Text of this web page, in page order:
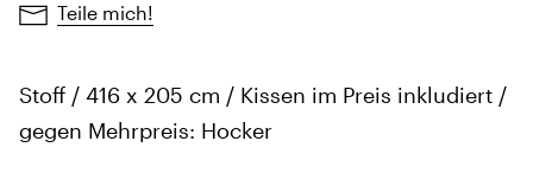
Teile mich!
Stoff / 416 x 205 cm / Kissen im Preis inkludiert /
gegen Mehrpreis: Hocker